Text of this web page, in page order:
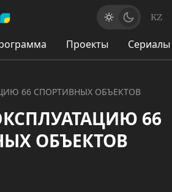
KZ
Проекты Сериалы
66 СПОРТИВНЫХ ОБЪЕКТОВ
66
ОБЪЕКТОВ